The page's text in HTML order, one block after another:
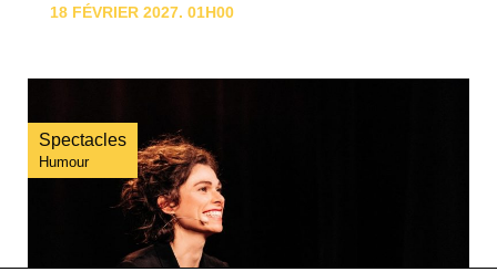
18 FÉVRIER 2027. 01H00
Spectacles
Humour